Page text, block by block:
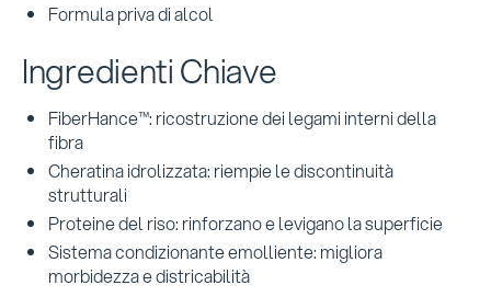
Formula priva di alcol
Ingredienti Chiave
FiberHance™: ricostruzione dei legami interni della
fibra
Cheratina idrolizzata: riempie le discontinuità
strutturali
Proteine del riso: rinforzano e levigano la superficie
Sistema condizionante emolliente: migliora
morbidezza e districabilità